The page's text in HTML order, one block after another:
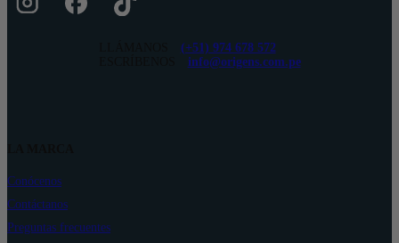
(+51) 974 678 572
info@origens.com.pe
Conócenos
Contáctanos
Preguntas frecuentes